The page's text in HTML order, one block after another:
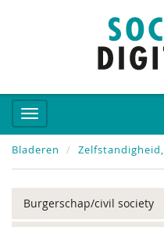
Bladeren
Burgerschap/civil society